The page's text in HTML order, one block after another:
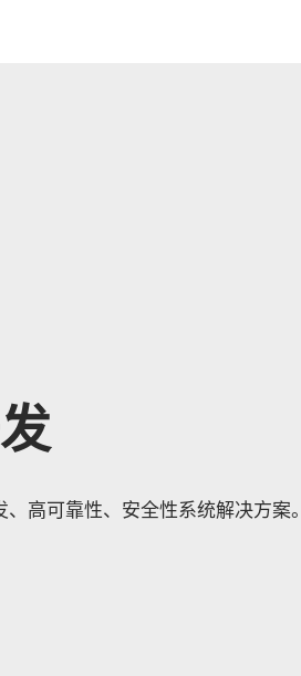
高可靠性、安全性系统解决方案。